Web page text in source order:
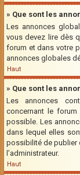
» Que sont les
Les annonces
vous devez lire dès
forum et dans votre
annonces globales
Haut
» Que sont les
Les annonces
concernant le
possible. Les
dans lequel elles
possibilité de publier
l’administrateur.
Haut